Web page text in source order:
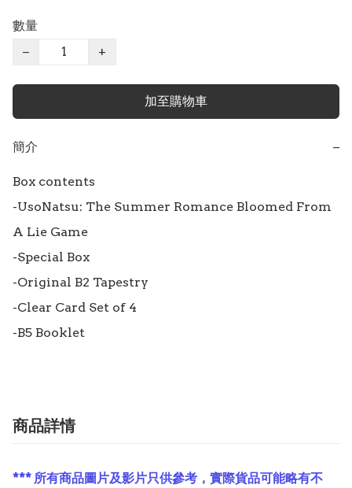
數量
−
+
加至購物車
簡介 −
Box contents
-UsoNatsu: The Summer Romance Bloomed From
A Lie Game
-Special Box
-Original B2 Tapestry
-Clear Card Set of 4
-B5 Booklet
商品詳情
*** 所有商品圖片及影片只供參考，實際貨品可能略有不